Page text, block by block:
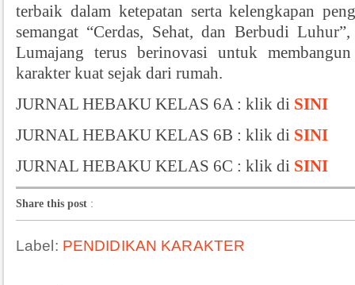
terbaik dalam ketepatan serta kelengkapan
semangat “Cerdas, Sehat, dan Berbudi
Lumajang terus berinovasi untuk
karakter kuat sejak dari rumah.
JURNAL HEBAKU KELAS 6A : klik di SINI
JURNAL HEBAKU KELAS 6B : klik di SINI
JURNAL HEBAKU KELAS 6C : klik di SINI
Share this post :
Label: PENDIDIKAN KARAKTER